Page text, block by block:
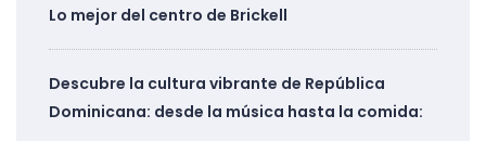
Lo mejor del centro de Brickell
Descubre la cultura vibrante de República
Dominicana: desde la música hasta la comida: